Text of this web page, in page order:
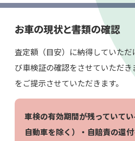
お車の現状と書類の確認
査定額（目安）に納得していた
び車検証の確認をさせていただ
をご提示させていただきます。
車検の有効期間が残っていて
自動車を除く）・自賠責の還